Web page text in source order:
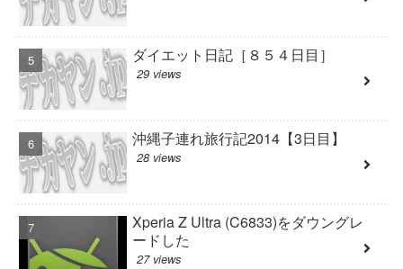
ダイエット日記［８５４日目］
29 views
沖縄子連れ旅行記2014【3日目】
28 views
Xperia Z Ultra (C6833)をダウングレ
ードした
27 views